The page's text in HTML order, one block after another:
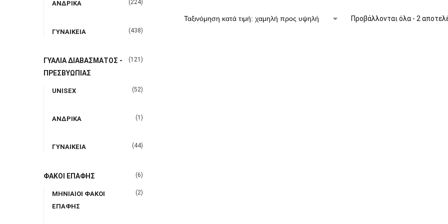
Προβάλλονται όλα - 2
ΑΝΔΡΙΚΑ (224)
ΓΥΝΑΙΚΕΙΑ (438)
ΓΥΑΛΙΑ ΔΙΑΒΑΣΜΑΤΟΣ -
ΠΡΕΣΒΥΩΠΙΑΣ
(121)
UNISEX (52)
ΑΝΔΡΙΚΑ (1)
ΓΥΝΑΙΚΕΙΑ (44)
ΦΑΚΟΙ ΕΠΑΦΗΣ (6)
ΜΗΝΙΑΙΟΙ ΦΑΚΟΙ
ΕΠΑΦΗΣ
(2)